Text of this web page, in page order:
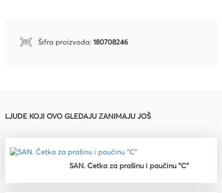
Šifra proizvoda: 180708246
LJUDE KOJI OVO GLEDAJU ZANIMAJU JOŠ
SAN. Četka za prašinu i paučinu "C"